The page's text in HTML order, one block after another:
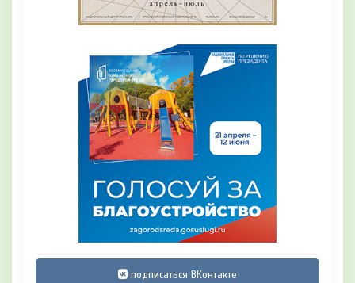
подписаться ВКонтакте